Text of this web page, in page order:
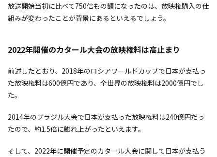
放送開始当初に比べて750倍もの額になったのは、放映権購入の仕
組みが変わったことが背景にあるといえるでしょう。
2022年開催のカタール大会の放映権料は高止まり
前述したとおり、2018年のロシアワールドカップで日本が支払っ
た放映権料は600億円であり、全世界の放映権料は2000億円でし
た。
2014年のブラジル大会で日本が支払った放映権料は240億円だっ
たので、約1.5倍に膨れ上がったといえます。
そして、2022年に開催予定のカタール大会に関して日本が支払う